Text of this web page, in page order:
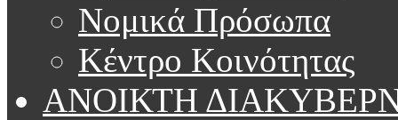
Νομικά Πρόσωπα
Κέντρο Κοινότητας
ΑΝΟΙΚΤΗ